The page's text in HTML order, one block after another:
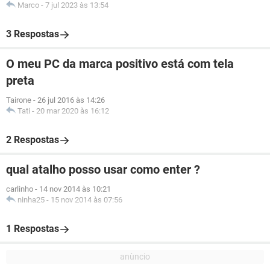
Marco - 7 jul 2023 às 13:54
3 Respostas
O meu PC da marca positivo está com tela
preta
Tairone - 26 jul 2016 às 14:26
Tati - 20 mar 2020 às 16:12
2 Respostas
qual atalho posso usar como enter ?
carlinho - 14 nov 2014 às 10:21
ninha25 - 15 nov 2014 às 07:56
1 Respostas